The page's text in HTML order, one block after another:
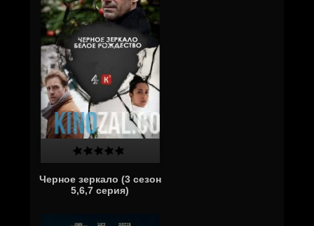
Черное зеркало (3 сезон
5,6,7 серия)